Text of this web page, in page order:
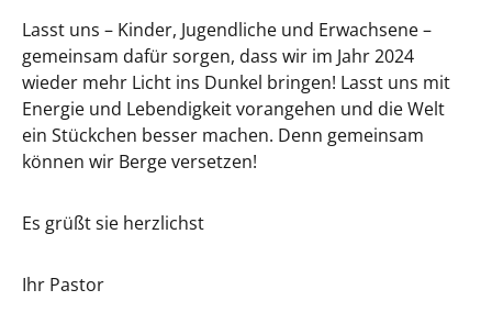
Lasst uns – Kinder, Jugendliche und Erwachsene –
gemeinsam dafür sorgen, dass wir im Jahr 2024
wieder mehr Licht ins Dunkel bringen! Lasst uns mit
Energie und Lebendigkeit vorangehen und die Welt
ein Stückchen besser machen. Denn gemeinsam
können wir Berge versetzen!
Es grüßt sie herzlichst
Ihr Pastor